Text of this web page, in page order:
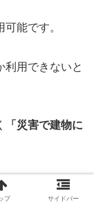
能です。
利用できないと
「災害で建物に
雹によって屋
す。
プ サイドバー